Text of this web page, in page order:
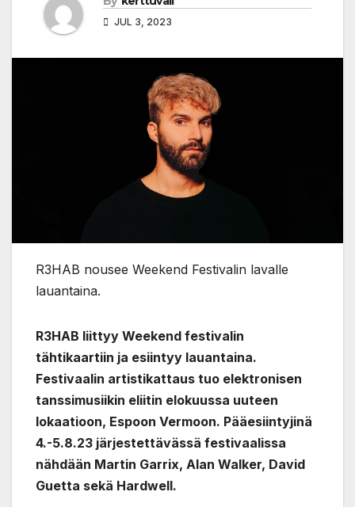
JUL 3, 2023
R3HAB nousee Weekend Festivalin lavalle
lauantaina.
R3HAB liittyy Weekend festivalin
tähtikaartiin ja esiintyy lauantaina.
Festivaalin artistikattaus tuo elektronisen
tanssimusiikin eliitin elokuussa uuteen
lokaatioon, Espoon Vermoon. Pääesiintyjinä
4.-5.8.23 järjestettävässä festivaalissa
nähdään Martin Garrix, Alan Walker, David
Guetta sekä Hardwell.